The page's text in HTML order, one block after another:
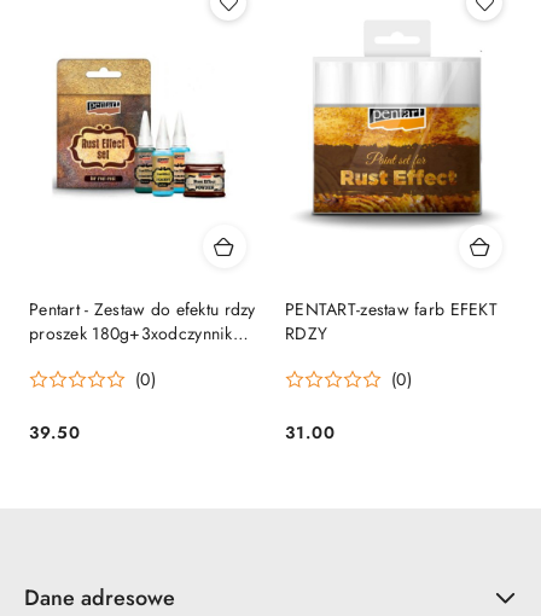
Pentart - Zestaw do efektu rdzy
proszek 180g+3xodczynnik
(0)
Cena:
39.50
PENTART-zestaw farb EFEKT
RDZY
(0)
Cena:
31.00
Dane adresowe